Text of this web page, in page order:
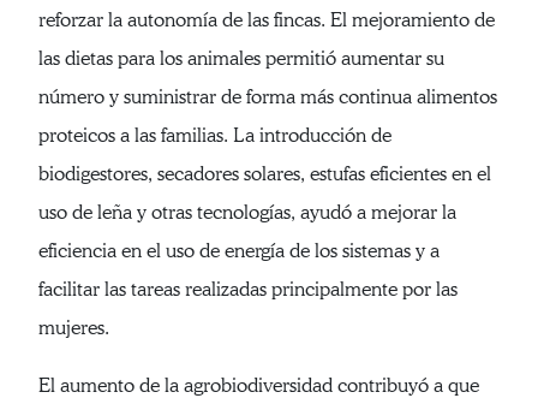
reforzar la autonomía de las fincas. El mejoramiento de
las dietas para los animales permitió aumentar su
número y suministrar de forma más continua alimentos
proteicos a las familias. La introducción de
biodigestores, secadores solares, estufas eficientes en el
uso de leña y otras tecnologías, ayudó a mejorar la
eficiencia en el uso de energía de los sistemas y a
facilitar las tareas realizadas principalmente por las
mujeres.
El aumento de la agrobiodiversidad contribuyó a que